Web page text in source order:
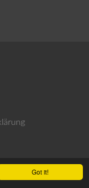
Got it!